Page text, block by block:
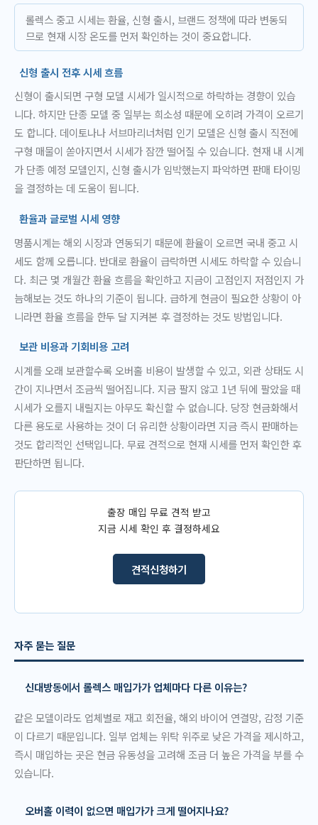
롤렉스 중고 시세는 환율, 신형 출시, 브랜드 정책에 따라 변동되
므로 현재 시장 온도를 먼저 확인하는 것이 중요합니다.
신형 출시 전후 시세 흐름
신형이 출시되면 구형 모델 시세가 일시적으로 하락하는 경향이 있습
니다. 하지만 단종 모델 중 일부는 희소성 때문에 오히려 가격이 오르기
도 합니다. 데이토나나 서브마리너처럼 인기 모델은 신형 출시 직전에
구형 매물이 쏟아지면서 시세가 잠깐 떨어질 수 있습니다. 현재 내 시계
가 단종 예정 모델인지, 신형 출시가 임박했는지 파악하면 판매 타이밍
을 결정하는 데 도움이 됩니다.
환율과 글로벌 시세 영향
명품시계는 해외 시장과 연동되기 때문에 환율이 오르면 국내 중고 시
세도 함께 오릅니다. 반대로 환율이 급락하면 시세도 하락할 수 있습니
다. 최근 몇 개월간 환율 흐름을 확인하고 지금이 고점인지 저점인지 가
늠해보는 것도 하나의 기준이 됩니다. 급하게 현금이 필요한 상황이 아
니라면 환율 흐름을 한두 달 지켜본 후 결정하는 것도 방법입니다.
보관 비용과 기회비용 고려
시계를 오래 보관할수록 오버홀 비용이 발생할 수 있고, 외관 상태도 시
간이 지나면서 조금씩 떨어집니다. 지금 팔지 않고 1년 뒤에 팔았을 때
시세가 오를지 내릴지는 아무도 확신할 수 없습니다. 당장 현금화해서
다른 용도로 사용하는 것이 더 유리한 상황이라면 지금 즉시 판매하는
것도 합리적인 선택입니다. 무료 견적으로 현재 시세를 먼저 확인한 후
판단하면 됩니다.
출장 매입 무료 견적 받고
지금 시세 확인 후 결정하세요
견적신청하기
자주 묻는 질문
신대방동에서 롤렉스 매입가가 업체마다 다른 이유는?
같은 모델이라도 업체별로 재고 회전율, 해외 바이어 연결망, 감정 기준
이 다르기 때문입니다. 일부 업체는 위탁 위주로 낮은 가격을 제시하고,
즉시 매입하는 곳은 현금 유동성을 고려해 조금 더 높은 가격을 부를 수
있습니다.
오버홀 이력이 없으면 매입가가 크게 떨어지나요?